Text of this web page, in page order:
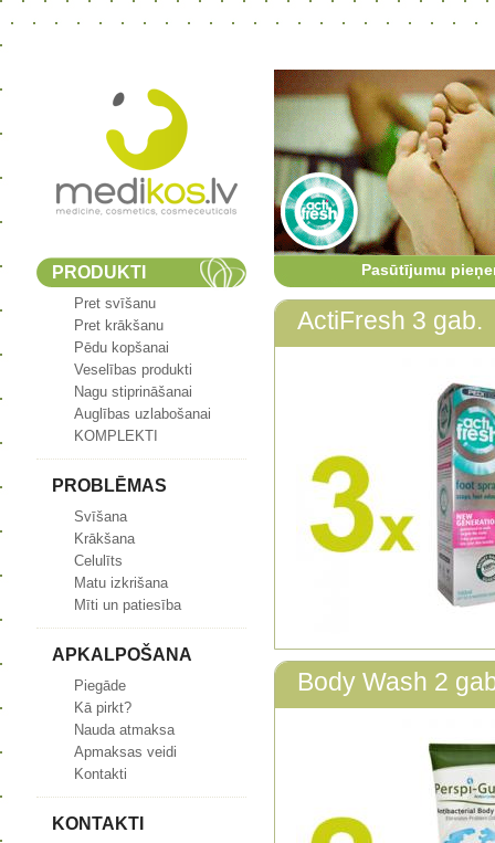
PRODUKTI
Pret svīšanu
Pret krākšanu
Pēdu kopšanai
Veselības produkti
Nagu stiprināšanai
Auglības uzlabošanai
KOMPLEKTI
PROBLĒMAS
Svīšana
Krākšana
Celulīts
Matu izkrišana
Mīti un patiesība
APKALPOŠANA
Piegāde
Kā pirkt?
Nauda atmaksa
Apmaksas veidi
Kontakti
KONTAKTI
Pasūtījumu
ActiFresh 3 gab.
Body Wash 2